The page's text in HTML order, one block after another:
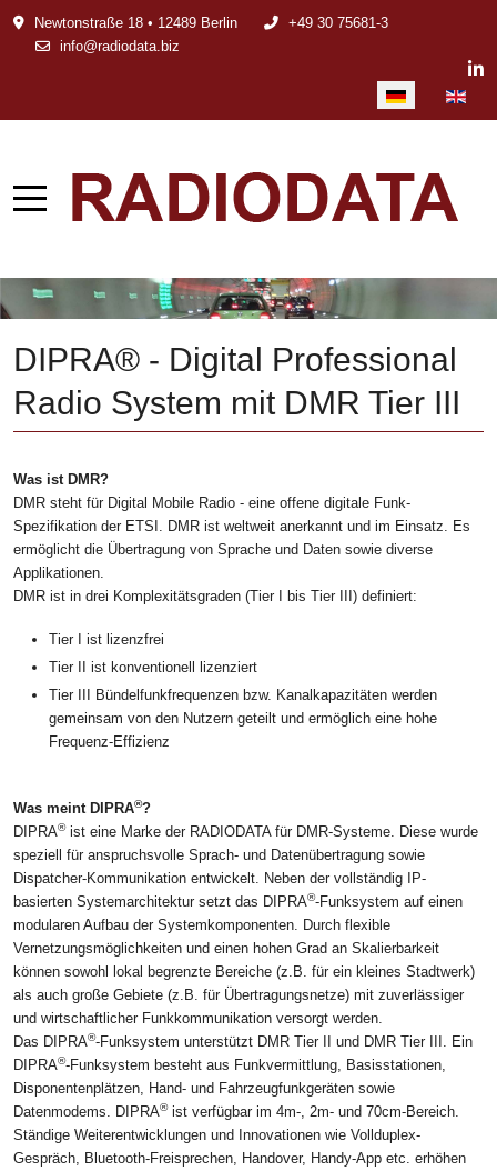
Newtonstraße 18 • 12489 Berlin
+49 30 75681-3
info@radiodata.biz
Sprache auswählen
DIPRA® - Digital Professional
Radio System mit DMR Tier III
Was ist DMR?
DMR steht für Digital Mobile Radio - eine offene digitale Funk-
Spezifikation der ETSI. DMR ist weltweit anerkannt und im Einsatz. Es
ermöglicht die Übertragung von Sprache und Daten sowie diverse
Applikationen.
DMR ist in drei Komplexitätsgraden (Tier I bis Tier III) definiert:
Tier I ist lizenzfrei
Tier II ist konventionell lizenziert
Tier III Bündelfunkfrequenzen bzw. Kanalkapazitäten werden
gemeinsam von den Nutzern geteilt und ermöglich eine hohe
Frequenz-Effizienz
Was meint DIPRA®?
DIPRA®ist eine Marke der RADIODATA für DMR-Systeme. Diese wurde
speziell für anspruchsvolle Sprach- und Datenübertragung sowie
Dispatcher-Kommunikation entwickelt. Neben der vollständig IP-
basierten Systemarchitektur setzt das DIPRA®-Funksystem auf einen
modularen Aufbau der Systemkomponenten. Durch flexible
Vernetzungsmöglichkeiten und einen hohen Grad an Skalierbarkeit
können sowohl lokal begrenzte Bereiche (z.B. für ein kleines Stadtwerk)
als auch große Gebiete (z.B. für Übertragungsnetze) mit zuverlässiger
und wirtschaftlicher Funkkommunikation versorgt werden.
Das DIPRA®-Funksystem unterstützt DMR Tier II und DMR Tier III. Ein
DIPRA®-Funksystem besteht aus Funkvermittlung, Basisstationen,
Disponentenplätzen, Hand- und Fahrzeugfunkgeräten sowie
Datenmodems. DIPRA®ist verfügbar im 4m-, 2m- und 70cm-Bereich.
Ständige Weiterentwicklungen und Innovationen wie Vollduplex-
Gespräch, Bluetooth-Freisprechen, Handover, Handy-App etc. erhöhen